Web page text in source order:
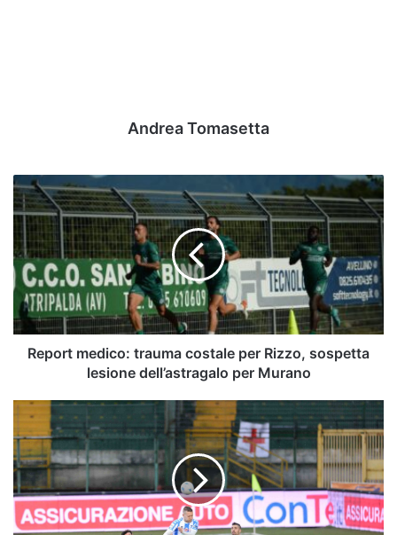
Andrea Tomasetta
Report
medico:
trauma
costale
per
Rizzo,
sospetta
lesione
dell’astragalo
perReport medico: trauma costale per Rizzo, sospetta
lesione dell’astragalo per Murano
Serie
2022-
2023:
la
composizione
dei